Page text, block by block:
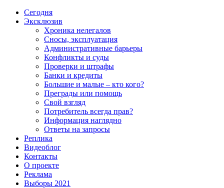
Сегодня
Эксклюзив
Хроника нелегалов
Сносы, эксплуатация
Административные барьеры
Конфликты и суды
Проверки и штрафы
Банки и кредиты
Большие и малые – кто кого?
Преграды или помощь
Свой взгляд
Потребитель всегда прав?
Информация наглядно
Ответы на запросы
Реплика
Видеоблог
Контакты
О проекте
Реклама
Выборы 2021